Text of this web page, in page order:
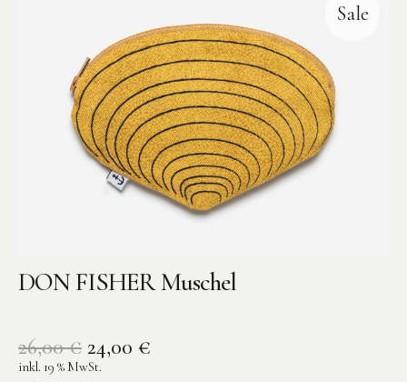
Sale
DON FISHER Muschel
26,00€ 24,00 €
inkl. 19 % MwSt.